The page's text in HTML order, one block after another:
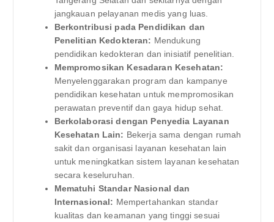
jangkauan pelayanan medis yang luas.
Berkontribusi pada Pendidikan dan
Penelitian Kedokteran: Mendukung
pendidikan kedokteran dan inisiatif penelitian.
Mempromosikan Kesadaran Kesehatan:
Menyelenggarakan program dan kampanye
pendidikan kesehatan untuk mempromosikan
perawatan preventif dan gaya hidup sehat.
Berkolaborasi dengan Penyedia Layanan
Kesehatan Lain: Bekerja sama dengan rumah
sakit dan organisasi layanan kesehatan lain
untuk meningkatkan sistem layanan kesehatan
secara keseluruhan.
Mematuhi Standar Nasional dan
Internasional: Mempertahankan standar
kualitas dan keamanan yang tinggi sesuai